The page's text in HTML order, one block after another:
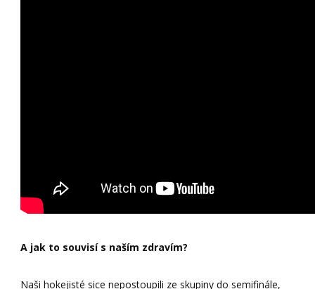
A jak to souvisí s naším zdravím?
Naši hokejisté sice nepostoupili ze skupiny do semifinále,